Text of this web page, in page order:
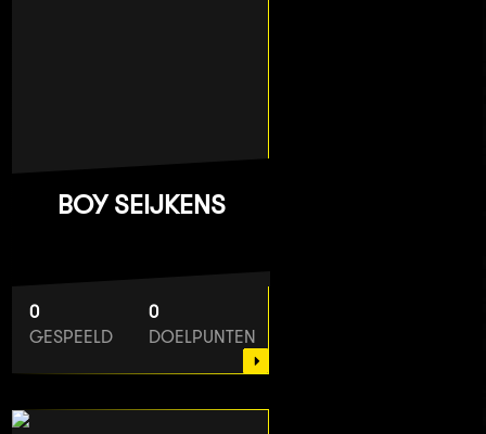
BOY SEIJKENS
0
GESPEELD
0
DOELPUNTEN